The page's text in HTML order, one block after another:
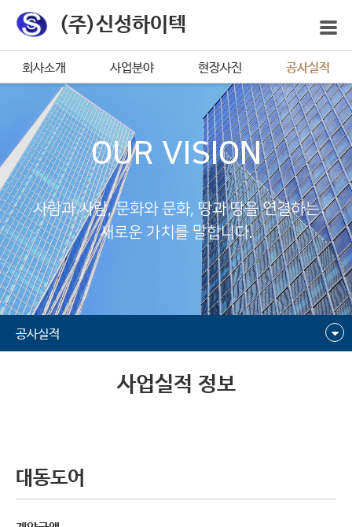
(주)신성하이텍
회사소개 사업분야 현장사진 공사실적
OUR VISION
사람과 사람, 문화와 문화, 땅과 땅을 연결하는
새로운 가치를 말합니다.
공사실적
사업실적 정보
대동도어